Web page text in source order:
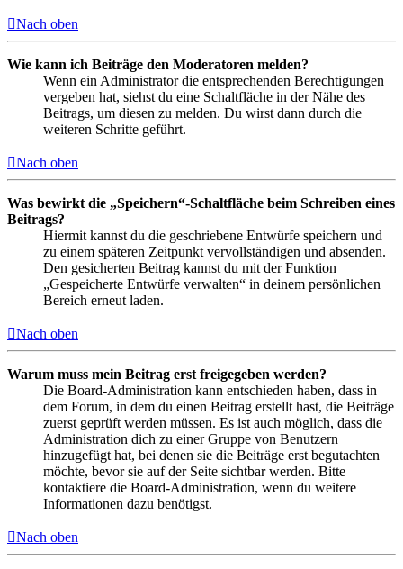
Nach oben
Wie kann ich Beiträge den Moderatoren melden?
Wenn ein Administrator die entsprechenden Berechtigungen
vergeben hat, siehst du eine Schaltfläche in der Nähe des
Beitrags, um diesen zu melden. Du wirst dann durch die
weiteren Schritte geführt.
Nach oben
Was bewirkt die „Speichern“-Schaltfläche beim Schreiben eines
Beitrags?
Hiermit kannst du die geschriebene Entwürfe speichern und
zu einem späteren Zeitpunkt vervollständigen und absenden.
Den gesicherten Beitrag kannst du mit der Funktion
„Gespeicherte Entwürfe verwalten“ in deinem persönlichen
Bereich erneut laden.
Nach oben
Warum muss mein Beitrag erst freigegeben werden?
Die Board-Administration kann entschieden haben, dass in
dem Forum, in dem du einen Beitrag erstellt hast, die Beiträge
zuerst geprüft werden müssen. Es ist auch möglich, dass die
Administration dich zu einer Gruppe von Benutzern
hinzugefügt hat, bei denen sie die Beiträge erst begutachten
möchte, bevor sie auf der Seite sichtbar werden. Bitte
kontaktiere die Board-Administration, wenn du weitere
Informationen dazu benötigst.
Nach oben